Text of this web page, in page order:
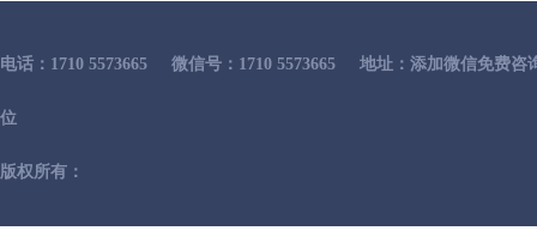
电话：1710 5573665 微信号：1710 5573665 地址：添加微信免费咨
位
版权所有：